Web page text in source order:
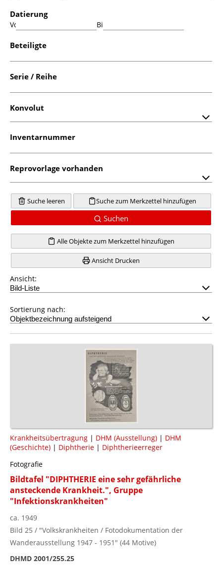
Datierung
Von: Bis:
Beteiligte
Serie / Reihe
Konvolut
Inventarnummer
Reprovorlage vorhanden
Suche leeren Suche zum Merkzettel hinzufügen
Suchen
Alle Objekte zum Merkzettel hinzufügen
Ansicht Drucken
Ansicht:
Sortierung nach:
Krankheitsübertragung | DHM (Ausstellung) | DHM
(Geschichte) | Diphtherie | Diphtherieerreger
Fotografie
Bildtafel "DIPHTHERIE eine sehr gefährliche
ansteckende Krankheit.", Gruppe
"Infektionskrankheiten"
ca. 1949
Bild 25 / "Volkskrankheiten / Fotodokumentation der
Wanderausstellung 1947 - 1951" (44 Motive)
DHMD 2001/255.25